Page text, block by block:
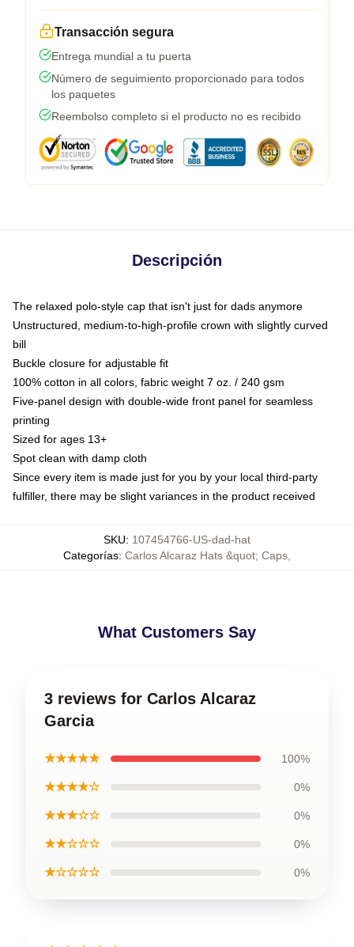
Transacción segura
Entrega mundial a tu puerta
Número de seguimiento proporcionado para todos
los paquetes
Reembolso completo si el producto no es recibido
Descripción
The relaxed polo-style cap that isn't just for dads anymore
Unstructured, medium-to-high-profile crown with slightly curved
bill
Buckle closure for adjustable fit
100% cotton in all colors, fabric weight 7 oz. / 240 gsm
Five-panel design with double-wide front panel for seamless
printing
Sized for ages 13+
Spot clean with damp cloth
Since every item is made just for you by your local third-party
fulfiller, there may be slight variances in the product received
SKU: 107454766-US-dad-hat
Categorías: Carlos Alcaraz Hats &quot; Caps
What Customers Say
3 reviews for Carlos Alcaraz
Garcia
★★★★★ 100%
★★★★☆ 0%
★★★☆☆ 0%
★★☆☆☆ 0%
★☆☆☆☆ 0%